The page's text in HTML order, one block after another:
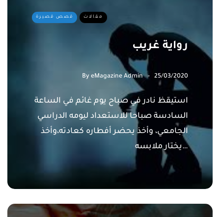
قصص قصيرة مقالات
رواية غريب
By eMagazine Admin 25/03/2020
استيقظ نادر في صباح يوم غائم في الساعة
السادسة صباحا للاستعداد ليومه الدراسي
الجامعي، وأخذ يحضر أفطاره كعادته،وأخذ
يختار ملابسه…